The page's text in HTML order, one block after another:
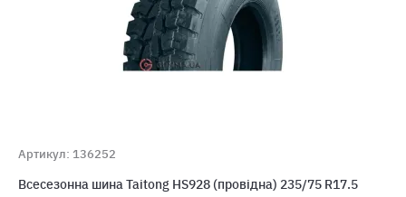
Артикул: 136252
Всесезонна шина Taitong HS928 (провідна) 235/75 R17.5